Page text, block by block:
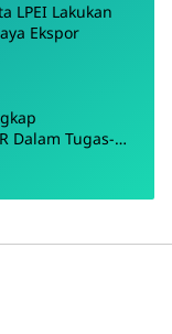
LPEI Lakukan
Ekspor
Dalam Tugas-